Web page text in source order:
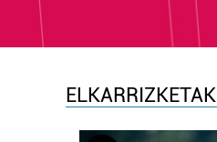
ELKARRIZKETAK